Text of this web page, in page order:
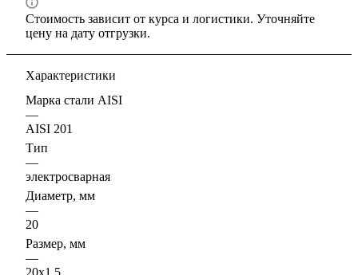
Стоимость зависит от курса и логистики. Уточняйте
цену на дату отгрузки.
Характеристики
Марка стали AISI
—
AISI 201
Тип
—
электросварная
Диаметр, мм
—
20
Размер, мм
—
20х1.5